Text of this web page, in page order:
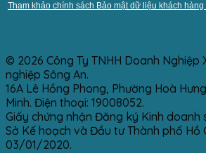
Tham khảo chính sách Bảo mật dữ liệu khách hàng
© 2026 Công Ty TNHH Doanh Nghiệp
nghiệp Sông An.
16A Lê Hồng Phong, Phường Hoà
Minh. Điện thoại: 19008052.
Giấy chứng nhận Đăng ký Kinh doanh
Sở Kế hoạch và Đầu tư Thành phố Hồ
03/01/2020.